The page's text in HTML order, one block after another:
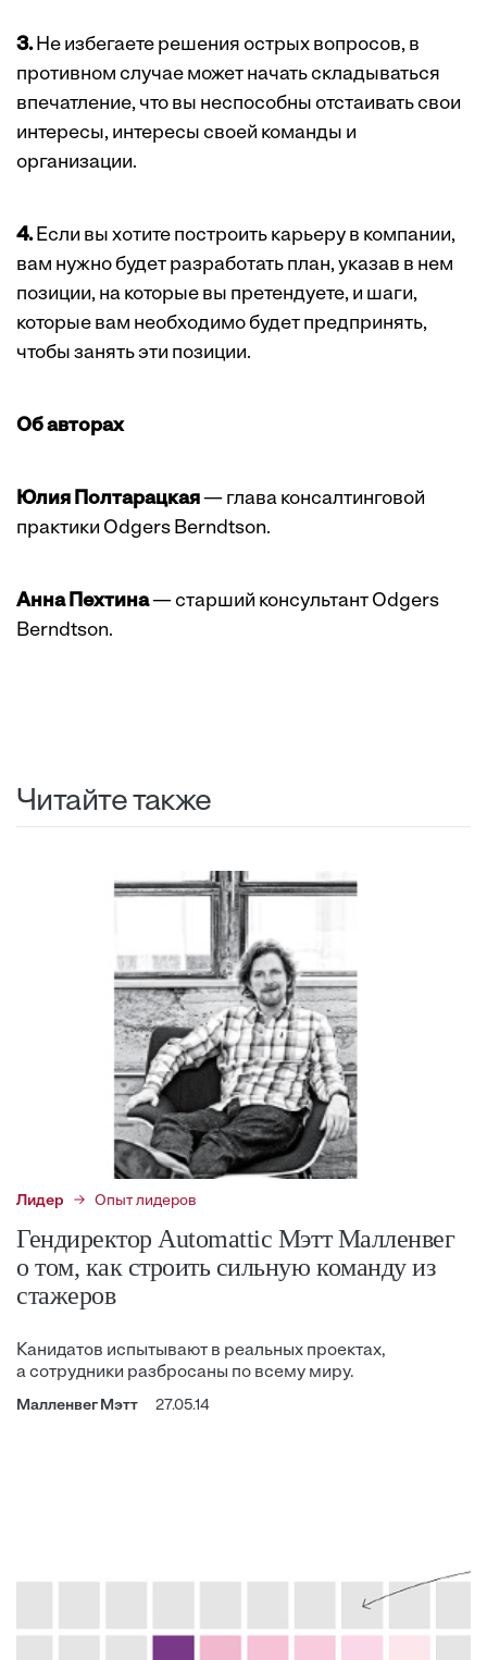
3.Не избегаете решения острых вопросов, в
противном случае может начать складываться
впечатление, что вы неспособны отстаивать свои
интересы, интересы своей команды и
организации.
4.Если вы хотите построить карьеру в компании,
вам нужно будет разработать план, указав в нем
позиции, на которые вы претендуете, и шаги,
которые вам необходимо будет предпринять,
чтобы занять эти позиции.
Об авторах
Юлия Полтарацкая— глава консалтинговой
практики Odgers Berndtson.
Анна Пехтина— старший консультант Odgers
Berndtson.
Читайте также
Лидер Опыт лидеров
Гендиректор Automattiс Мэтт Малленвег
о том, как строить сильную команду из
стажеров
Канидатов испытывают в реальных проектах,
а сотрудники разбросаны по всему миру.
Малленвег Мэтт 27.05.14